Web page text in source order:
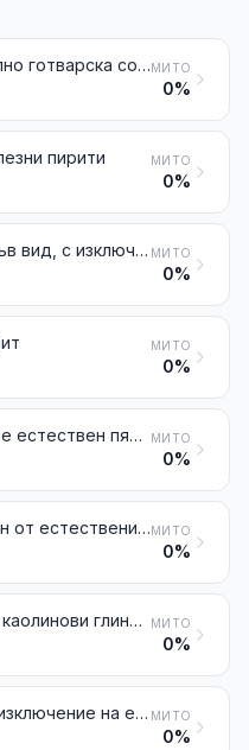
Сол (включително готварска сол и денатурирана сол) и чист натриев хлорид, дори във воден разтвор или с противоагломериращи добавки или с добавки, осигуряващи добра течливост; морска водаМИТО
0%
пирити МИТО
0%
Сяра от всякакъв вид, с изключение на сублимираната, утаената и колоидната сяра МИТО
0%
МИТО
0%
Всякакви видове естествен пясък, дори оцветен, с изключение на металоносните пясъци от глава 26 МИТО
0%
Кварц (различен от естествения пясък); кварцити, дори грубо дялани или само нарязани с трион или по друг начин, на блокове или на плочи с квадратна или правоъгълна формаМИТО
0%
Каолин и други каолинови глини, дори калцинирани МИТО
0%
Други глини (с изключение на експандираните глини от № 6806), андалузит, кианит, силиманит, дори калцинирани; мулит; шамотна или динасова пръст МИТО
0%